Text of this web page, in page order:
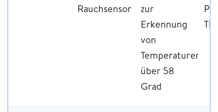
Rauchsensor
zur
Erkennung
von
Temperaturen
über 58
Grad